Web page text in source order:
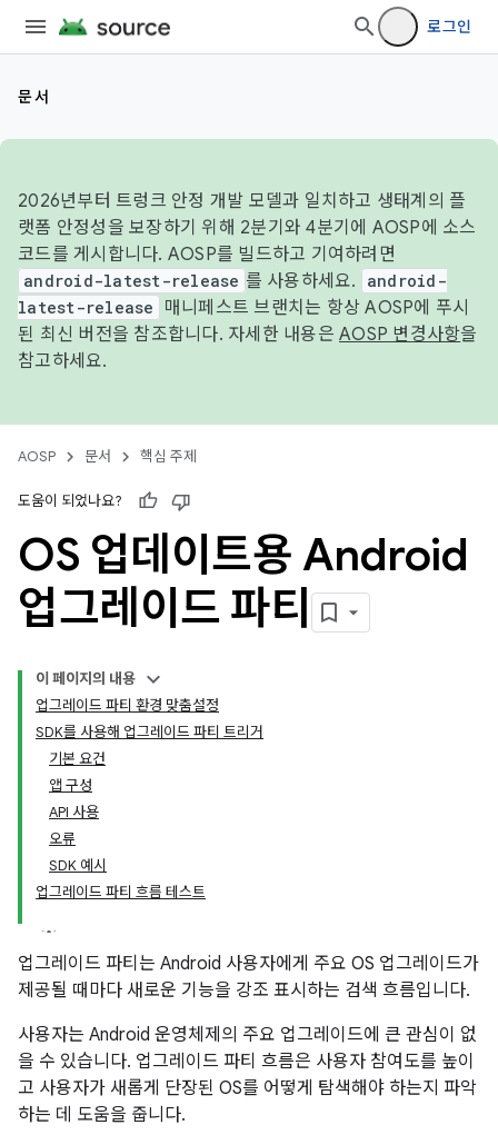
로그인
문서
2026년부터 트렁크 안정 개발 모델과 일치하고 생태계의 플
랫폼 안정성을 보장하기 위해 2분기와 4분기에 AOSP에 소스
코드를 게시합니다. AOSP를 빌드하고 기여하려면
android-latest-release 를 사용하세요.
android-
latest-release
매니페스트 브랜치는 항상 AOSP에 푸시
된 최신 버전을 참조합니다. 자세한 내용은 AOSP 변경사항을
참고하세요.
AOSP 문서 핵심 주제
도움이 되었나요?
OS 업데이트용 Android
업그레이드 파티
이 페이지의 내용
업그레이드 파티 환경 맞춤설정
SDK를 사용해 업그레이드 파티 트리거
기본 요건
앱 구성
API 사용
오류
SDK 예시
업그레이드 파티 흐름 테스트
업그레이드 파티는 Android 사용자에게 주요 OS 업그레이드가
제공될 때마다 새로운 기능을 강조 표시하는 검색 흐름입니다.
사용자는 Android 운영체제의 주요 업그레이드에 큰 관심이 없
을 수 있습니다. 업그레이드 파티 흐름은 사용자 참여도를 높이
고 사용자가 새롭게 단장된 OS를 어떻게 탐색해야 하는지 파악
하는 데 도움을 줍니다.